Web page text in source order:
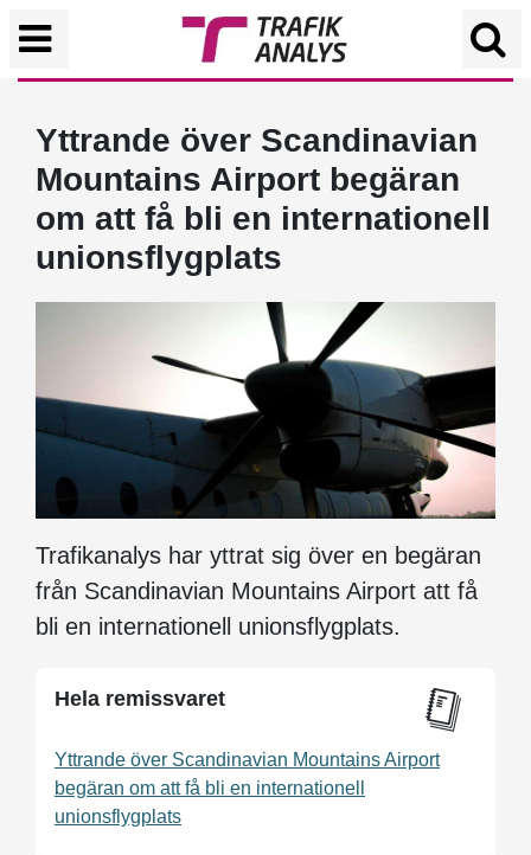
Yttrande över Scandinavian
Mountains Airport begäran
om att få bli en internationell
unionsflygplats
Trafikanalys har yttrat sig över en begäran
från Scandinavian Mountains Airport att få
bli en internationell unionsflygplats.
Hela remissvaret
Yttrande över Scandinavian Mountains Airport
begäran om att få bli en internationell
unionsflygplats